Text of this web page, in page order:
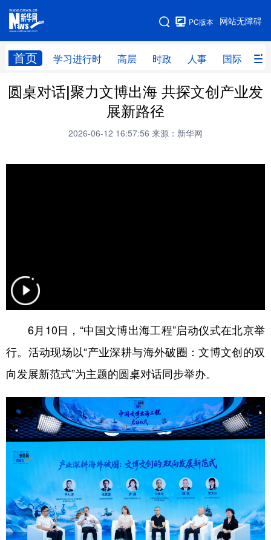
网站无障碍
PC版本
首页 学习进行时 高层 时政 人事 国际 财
网站地图
学习进行时 高层 时政 人事
财经 网评
学术中国
彩票 娱乐 时尚 悦读
公益 一带一路 亚太网
文化产业
地方频道
北京 天津 河北
辽宁 吉林 上海 江苏
浙江 安徽 福建 江西
圆桌对话|聚力文博出海 共探文创产业发
展新路径
2026-06-12 16:57:56 来源：新华网
6月10日，“中国文博出海工程”启动仪式在北京举
行。活动现场以“产业深耕与海外破圈：文博文创的双
向发展新范式”为主题的圆桌对话同步举办。